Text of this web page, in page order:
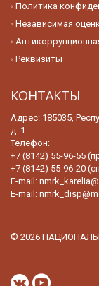
Политика
Независимая
Реквизиты
КОНТАКТЫ
Адрес: 185035,
д. 1
Телефон:
+7 (8142) 55-96-55
+7 (8142) 55-96-20
E-mail:
E-mail:
© 2026